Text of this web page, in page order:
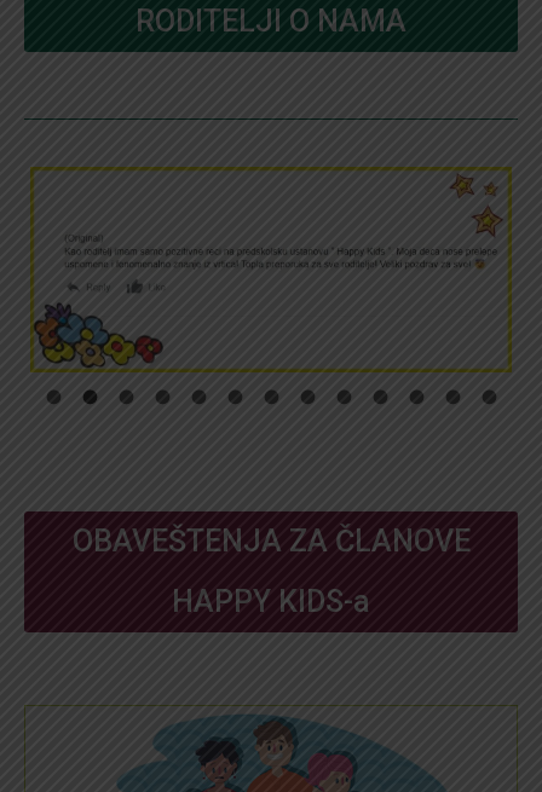
RODITELJI O NAMA
OBAVEŠTENJA ZA ČLANOVE
HAPPY KIDS-a